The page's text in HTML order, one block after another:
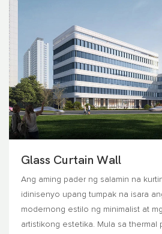
Glass Curtain Wall
Ang aming pader ng salamin na
idinisenyo upang tumpak na isara
modernong estilo ng minimalist at
artistikong estetika. Mula sa thermal